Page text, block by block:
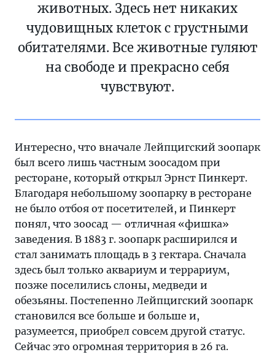
животных. Здесь нет никаких
чудовищных клеток с грустными
обитателями. Все животные гуляют
на свободе и прекрасно себя
чувствуют.
Интересно, что вначале Лейпцигский зоопарк
был всего лишь частным зоосадом при
ресторане, который открыл Эрнст Пинкерт.
Благодаря небольшому зоопарку в ресторане
не было отбоя от посетителей, и Пинкерт
понял, что зоосад — отличная «фишка»
заведения. В 1883 г. зоопарк расширился и
стал занимать площадь в 3 гектара. Сначала
здесь был только аквариум и террариум,
позже поселились слоны, медведи и
обезьяны. Постепенно Лейпцигский зоопарк
становился все больше и больше и,
разумеется, приобрел совсем другой статус.
Сейчас это огромная территория в 26 га.